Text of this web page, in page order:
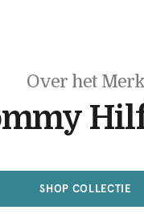
Over het Merk
SHOP COLLECTIE